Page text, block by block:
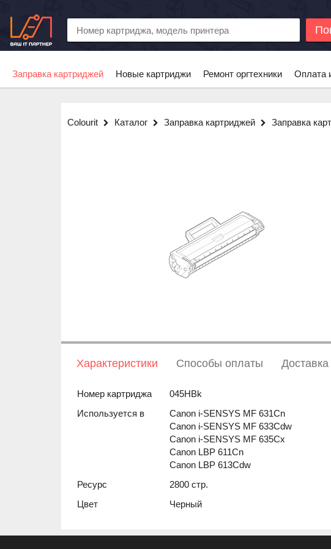
Заправка картриджей Новые картриджи Ремонт оргтехники Оплата
Colourit Каталог Заправка картриджей Заправка
Характеристики Способы оплаты Доставка
Номер картриджа
045HBk
Используется в
Canon i-SENSYS MF 631Cn
Canon i-SENSYS MF 633Cdw
Canon i-SENSYS MF 635Cx
Canon LBP 611Cn
Canon LBP 613Cdw
Ресурс
2800 стр.
Цвет
Черный